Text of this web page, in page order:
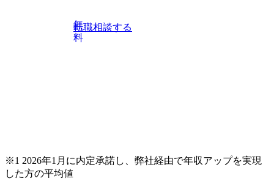
り、常に刺激を受けながらプロジェクトワークが可能 総合
コンサルティングファームの名の通り、全方位のクライア
サルティングファームの立ち上げフェーズに関わることが
できる 豊富な経験を持つコンサル経験者の場合は、自らチ
無
料
転職相談する
※1 2026年1月に内定承諾し、弊社経由で年収アップを実現
した方の平均値